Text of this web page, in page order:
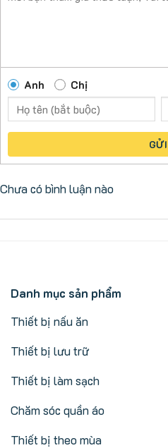
Anh Chị
GỬI
Chưa có bình luận nào
Danh mục sản phẩm
Thiết bị nấu ăn
Thiết bị lưu trữ
Thiết bị làm sạch
Chăm sóc quần áo
Thiết bị theo mùa